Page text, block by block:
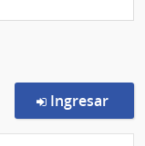
Ingresar